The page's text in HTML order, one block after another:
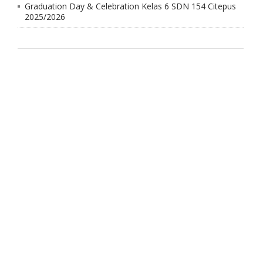
Graduation Day & Celebration Kelas 6 SDN 154 Citepus
2025/2026